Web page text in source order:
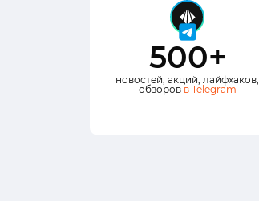
500+
новостей, акций, лайфхаков,
обзоров в Telegram